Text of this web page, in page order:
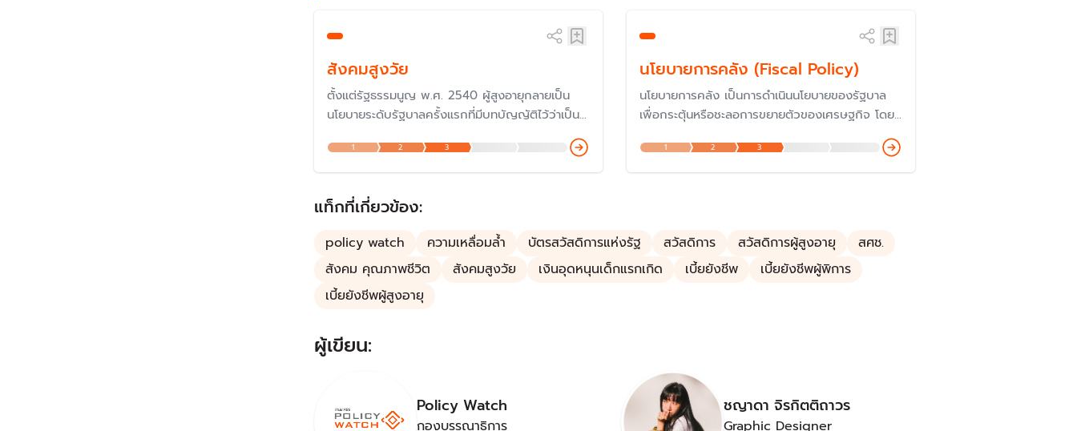
สังคมสูงวัย
ตั้งแต่รัฐธรรมนูญ พ.ศ. 2540 ผู้สูงอายุกลายเป็น
นโยบายระดับรัฐบาลครั้งแรกที่มีบทบัญญัติไว้ว่าเป็น
ประชากรผู้สูงอายุในด้านต่าง ๆ เพื่อให้ผู้สูงอายุดำรง
ชีวิตได้อย่างมีคุณภาพ และยิ่งสังคมไทยเริ่มเข้าสู่
ยิ่งขึ้น
1 2 3
นโยบายการคลัง (Fiscal Policy)
นโยบายการคลัง เป็นการดำเนินนโยบายของรัฐบาล
เพื่อกระตุ้นหรือชะลอการขยายตัวของเศรษฐกิจ โดย
รัฐบาล (รายจ่าย) และการเก็บภาษี (รายได้) รวมถึง
การก่อหนี้สาธารณะของรัฐบาล
1 2 3
แท็กที่เกี่ยวข้อง:
policy watch ความเหลื่อมล้ำ บัตรสวัสดิการแห่งรัฐ สวัสดิการ สวัสดิการผู้สูงอายุ
สศช.
สังคม คุณภาพชีวิต
สังคมสูงวัย เงินอุดหนุนเด็กแรกเกิด เบี้ยยังชีพ
เบี้ยยังชีพผู้พิการ
เบี้ยยังชีพผู้สูงอายุ
ผู้เขียน:
Policy Watch
กองบรรณาธิการ
ชญาดา จิรกิตติถาวร
Graphic Designer